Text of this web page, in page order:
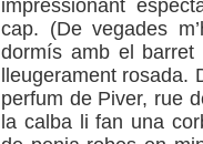
impressionant
cap. (De vegades
dormís amb el
lleugerament rosada.
perfum de Piver, rue
la calba li fan una